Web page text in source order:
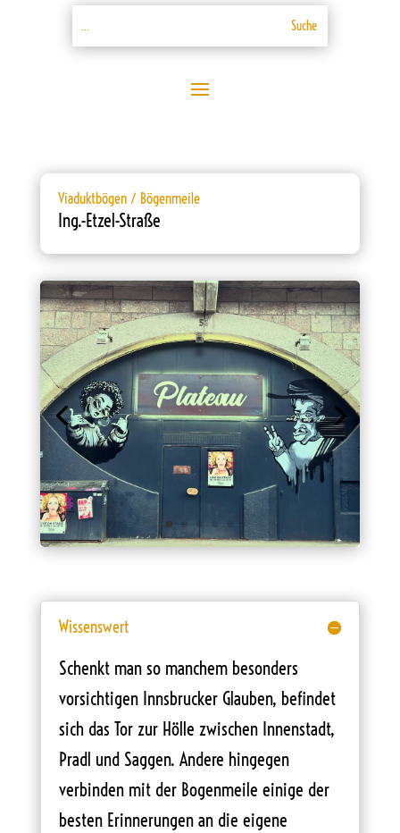
Viaduktbögen / Bögenmeile
Ing.-Etzel-Straße
Wissenswert
Schenkt man so manchem besonders
vorsichtigen Innsbrucker Glauben, befindet
sich das Tor zur Hölle zwischen Innenstadt,
Pradl und Saggen. Andere hingegen
verbinden mit der Bogenmeile einige der
besten Erinnerungen an die eigene